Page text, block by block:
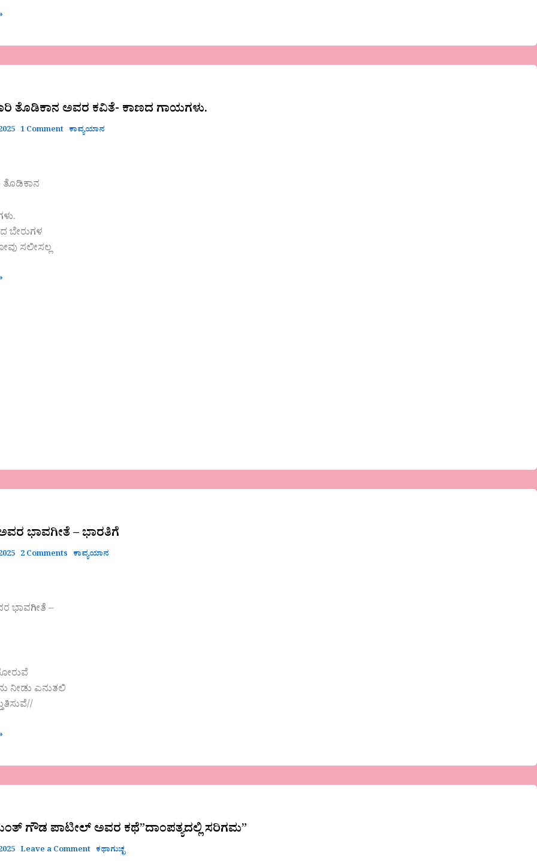
ತೊಡಿಕಾನ ಅವರ ಕವಿತೆ- ಕಾಣದ ಗಾಯಗಳು.
1 Comment ಕಾವ್ಯಯಾನ
ತೊಡಿಕಾನ
ಬೇರುಗಳ
ಸಲೀಸಲ್ಲ
ಭಾವಗೀತೆ – ಭಾರತಿಗೆ
2 Comments ಕಾವ್ಯಯಾನ
ಭಾವಗೀತೆ –
ನೀಡು ಎನುತಲಿ
ಗೌಡ ಪಾಟೀಲ್ ಅವರ ಕಥೆ”ದಾಂಪತ್ಯದಲ್ಲಿ ಸರಿಗಮ”
Leave a Comment ಕಥಾಗುಚ್ಛ